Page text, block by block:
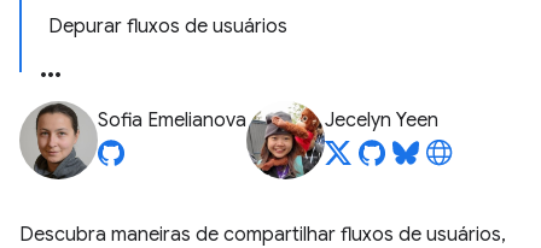
Depurar fluxos de usuários
Sofia Emelianova Jecelyn Yeen
Descubra maneiras de compartilhar fluxos de usuários,